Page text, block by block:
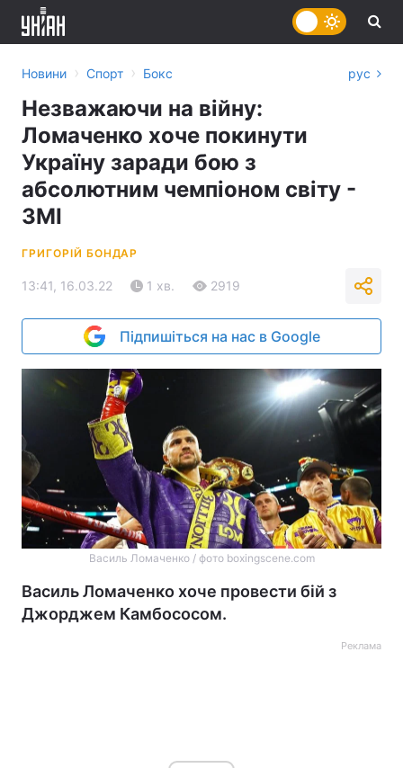
Новини › Спорт › Бокс рус
Незважаючи на війну:
Ломаченко хоче покинути
Україну заради бою з
абсолютним чемпіоном світу -
ЗМІ
ГРИГОРІЙ БОНДАР
13:41, 16.03.22 1 хв. 2919
Підпишіться на нас в Google
Василь Ломаченко / фото boxingscene.com
Василь Ломаченко хоче провести бій з
Джорджем Камбососом.
Реклама